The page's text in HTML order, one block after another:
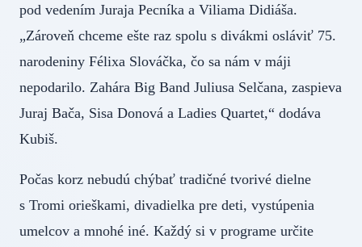
pod vedením Juraja Pecníka a Viliama Didiáša.
„Zároveň chceme ešte raz spolu s divákmi osláviť 75.
narodeniny Félixa Slováčka, čo sa nám v máji
nepodarilo. Zahára Big Band Juliusa Selčana, zaspieva
Juraj Bača, Sisa Donová a Ladies Quartet,“ dodáva
Kubiš.
Počas korz nebudú chýbať tradičné tvorivé dielne
s Tromi orieškami, divadielka pre deti, vystúpenia
umelcov a mnohé iné. Každý si v programe určite